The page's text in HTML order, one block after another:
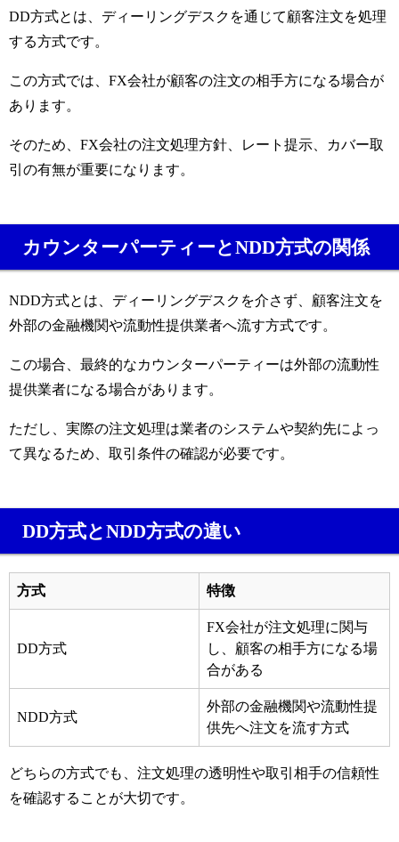
DD方式とは、ディーリングデスクを通じて顧客注文を処理
する方式です。
この方式では、FX会社が顧客の注文の相手方になる場合が
あります。
そのため、FX会社の注文処理方針、レート提示、カバー取
引の有無が重要になります。
カウンターパーティーとNDD方式の関係
NDD方式とは、ディーリングデスクを介さず、顧客注文を
外部の金融機関や流動性提供業者へ流す方式です。
この場合、最終的なカウンターパーティーは外部の流動性
提供業者になる場合があります。
ただし、実際の注文処理は業者のシステムや契約先によっ
て異なるため、取引条件の確認が必要です。
DD方式とNDD方式の違い
方式 特徴
DD方式
FX会社が注文処理に関与
し、顧客の相手方になる場
合がある
NDD方式
外部の金融機関や流動性提
供先へ注文を流す方式
どちらの方式でも、注文処理の透明性や取引相手の信頼性
を確認することが大切です。